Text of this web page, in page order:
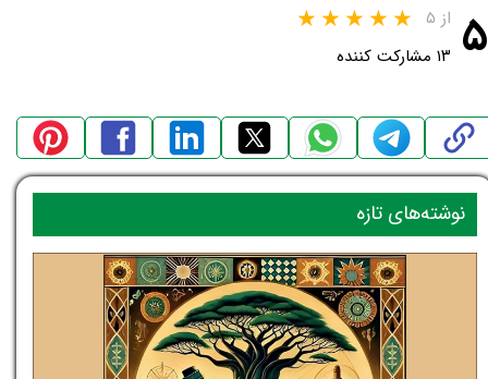
۵ از ۵
۱۳ مشارکت کننده
نوشته‌های تازه